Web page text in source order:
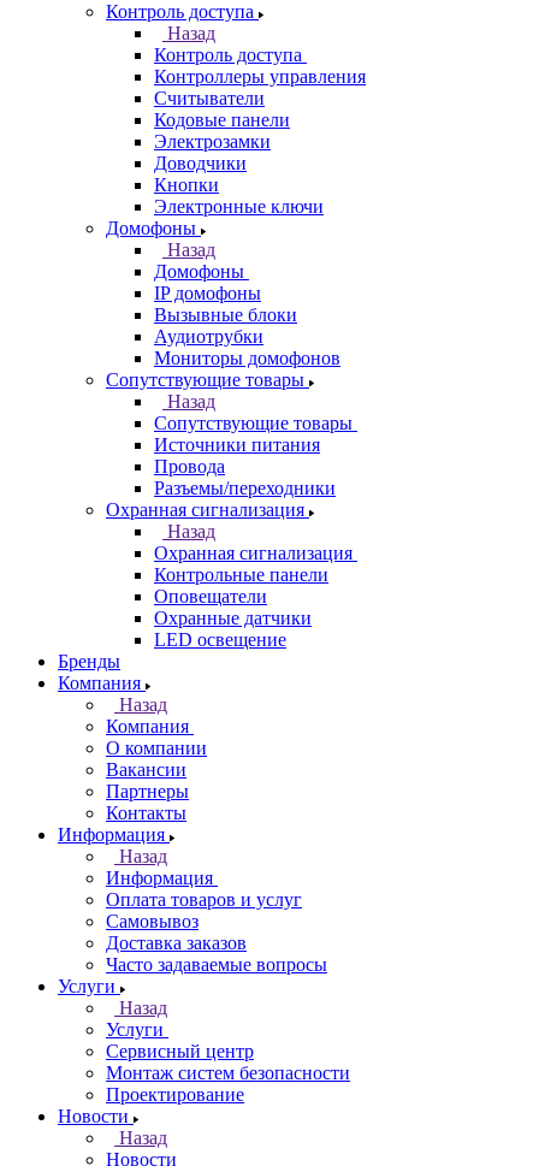
Контроль доступа
Назад
Контроль доступа
Контроллеры управления
Считыватели
Кодовые панели
Электрозамки
Доводчики
Кнопки
Электронные ключи
Домофоны
Назад
Домофоны
IP домофоны
Вызывные блоки
Аудиотрубки
Мониторы домофонов
Сопутствующие товары
Назад
Сопутствующие товары
Источники питания
Провода
Разъемы/переходники
Охранная сигнализация
Назад
Охранная сигнализация
Контрольные панели
Оповещатели
Охранные датчики
LED освещение
Бренды
Компания
Назад
Компания
О компании
Вакансии
Партнеры
Контакты
Информация
Назад
Информация
Оплата товаров и услуг
Самовывоз
Доставка заказов
Часто задаваемые вопросы
Услуги
Назад
Услуги
Сервисный центр
Монтаж систем безопасности
Проектирование
Новости
Назад
Новости